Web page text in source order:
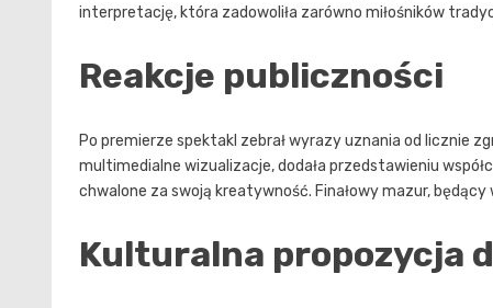
interpretację, która zadowoliła zarówno miłośników
Reakcje publiczności
Po premierze spektakl zebrał wyrazy uznania od licznie
multimedialne wizualizacje, dodała przedstawieniu
chwalone za swoją kreatywność. Finałowy mazur,
Kulturalna propozycja